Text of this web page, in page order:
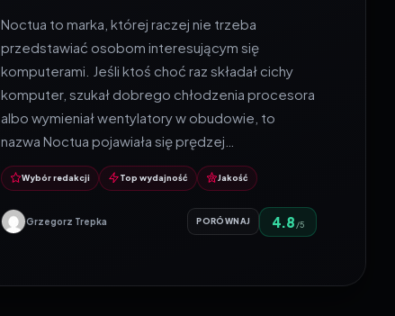
Noctua to marka, której raczej nie trzeba
przedstawiać osobom interesującym się
komputerami. Jeśli ktoś choć raz składał cichy
komputer, szukał dobrego chłodzenia procesora
albo wymieniał wentylatory w obudowie, to
nazwa Noctua pojawiała się prędzej…
Wybór redakcji Top wydajność Jakość
Grzegorz Trepka PORÓWNAJ 4.8 /5